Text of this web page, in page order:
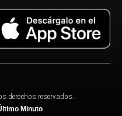
derechos reservados.
Minuto